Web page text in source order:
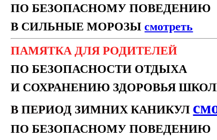
ПО БЕЗОПАСНОМУ ПОВЕДЕНИЮ
В СИЛЬНЫЕ МОРОЗЫсмотреть
ПАМЯТКА ДЛЯ РОДИТЕЛЕЙ
ПО БЕЗОПАСНОСТИ ОТДЫХА
И СОХРАНЕНИЮ ЗДОРОВЬЯ
В ПЕРИОД ЗИМНИХ КАНИКУЛ
ПО БЕЗОПАСНОМУ ПОВЕДЕНИЮ